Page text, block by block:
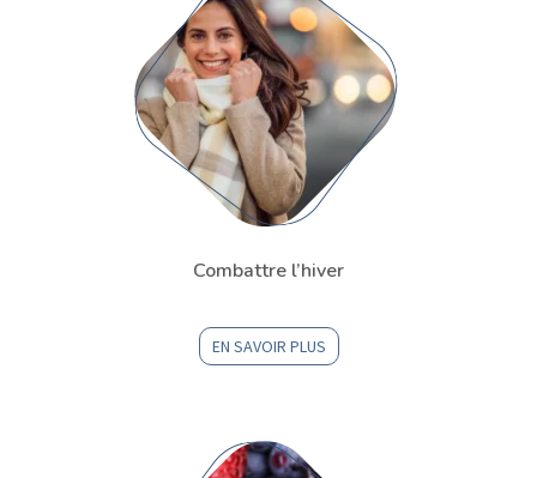
Combattre l’hiver
EN SAVOIR PLUS